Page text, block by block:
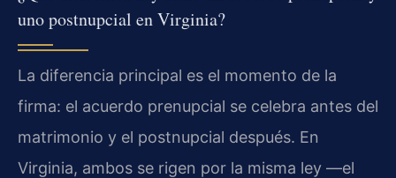
uno postnupcial en Virginia?
La diferencia principal es el momento de la
firma: el acuerdo prenupcial se celebra antes del
matrimonio y el postnupcial después. En
Virginia, ambos se rigen por la misma ley —el